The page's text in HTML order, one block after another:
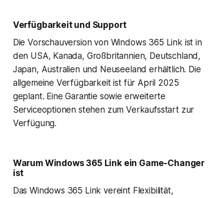
Verfügbarkeit und Support
Die Vorschauversion von Windows 365 Link ist in
den USA, Kanada, Großbritannien, Deutschland,
Japan, Australien und Neuseeland erhältlich. Die
allgemeine Verfügbarkeit ist für April 2025
geplant. Eine Garantie sowie erweiterte
Serviceoptionen stehen zum Verkaufsstart zur
Verfügung.
Warum Windows 365 Link ein Game-Changer
ist
Das Windows 365 Link vereint Flexibilität,